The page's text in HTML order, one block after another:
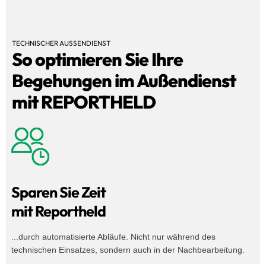
TECHNISCHER AUSSENDIENST
So optimieren Sie Ihre
Begehungen im Außendienst
mit REPORTHELD
Sparen Sie Zeit
mit Reportheld
...durch automatisierte Abläufe. Nicht nur während des
technischen Einsatzes, sondern auch in der Nachbearbeitung.